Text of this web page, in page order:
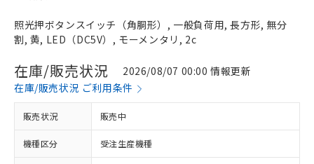
照光押ボタンスイッチ（角胴形）, 一般負荷用, 長方形, 無分
割, 黄, LED（DC5V）, モーメンタリ, 2c
在庫/販売状況
2026/08/07 00:00 情報更新
在庫/販売状況 ご利用条件
販売状況 販売中
機種区分 受注生産機種